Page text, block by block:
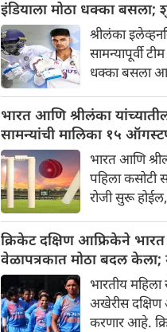
खेळला.
इंडियाला मोठा धक्का
दुखापत
श्रीलंका
सामन्यापूर्वी
धक्का बसला
कर्णधारपद
भारत आणि श्रीलंका
सामन्यांची मालिका १५
७ ऑगस्ट रोजी तीन दिवसांचा
भारत आणि
पहिला कसोटी
रोजी सुरू
सामना खेळला
तुमच्या टीव्ही
पाहू शकता.
क्रिकेट दक्षिण आफ्रिकेने भारत
वेळापत्रकात मोठा बदल केला;
टी२० आंतरराष्ट्रीय सामनेही
भारतीय महिला
अखेरीस दक्षिण
करणार आहे.